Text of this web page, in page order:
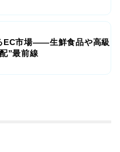
EC市場――生鮮食品や高級
”最前線